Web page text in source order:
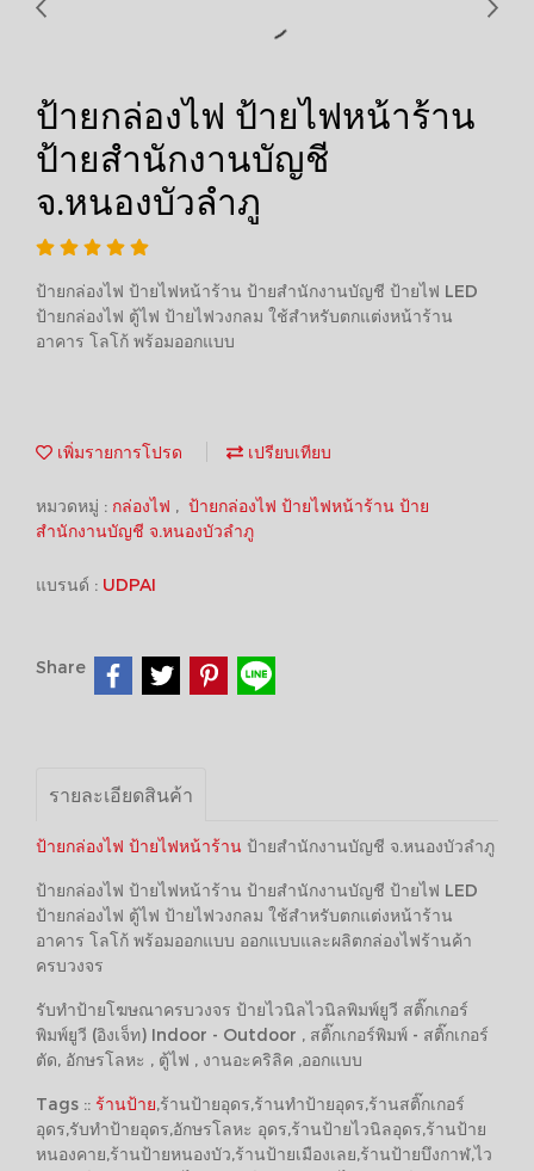
ป้ายกล่องไฟ ป้ายไฟหน้าร้าน
ป้ายสำนักงานบัญชี
จ.หนองบัวลำภู
ป้ายกล่องไฟ ป้ายไฟหน้าร้าน ป้ายสำนักงานบัญชี ป้ายไฟ LED
ป้ายกล่องไฟ ตู้ไฟ ป้ายไฟวงกลม ใช้สำหรับตกแต่งหน้าร้าน
อาคาร โลโก้ พร้อมออกแบบ
เพิ่มรายการโปรด เปรียบเทียบ
หมวดหมู่ : กล่องไฟ , ป้ายกล่องไฟ ป้ายไฟหน้าร้าน ป้าย
สำนักงานบัญชี จ.หนองบัวลำภู
แบรนด์ : UDPAI
Share
รายละเอียดสินค้า
ป้ายกล่องไฟ ป้ายไฟหน้าร้าน ป้ายสำนักงานบัญชี จ.หนองบัวลำภู
ป้ายกล่องไฟ ป้ายไฟหน้าร้าน ป้ายสำนักงานบัญชี ป้ายไฟ LED
ป้ายกล่องไฟ ตู้ไฟ ป้ายไฟวงกลม ใช้สำหรับตกแต่งหน้าร้าน
อาคาร โลโก้ พร้อมออกแบบ ออกแบบและผลิตกล่องไฟร้านค้า
ครบวงจร
รับทำป้ายโฆษณาครบวงจร ป้ายไวนิลไวนิลพิมพ์ยูวี สติ๊กเกอร์
พิมพ์ยูวี (อิงเจ็ท) Indoor - Outdoor , สติ๊กเกอร์พิมพ์ - สติ๊กเกอร์
ตัด, อักษรโลหะ , ตู้ไฟ , งานอะคริลิค ,ออกแบบ
Tags :: ร้านป้าย,ร้านป้ายอุดร,ร้านทำป้ายอุดร,ร้านสติ๊กเกอร์
อุดร,รับทำป้ายอุดร,อักษรโลหะ อุดร,ร้านป้ายไวนิลอุดร,ร้านป้าย
หนองคาย,ร้านป้ายหนองบัว,ร้านป้ายเมืองเลย,ร้านป้ายบึงกาฬ,ไว